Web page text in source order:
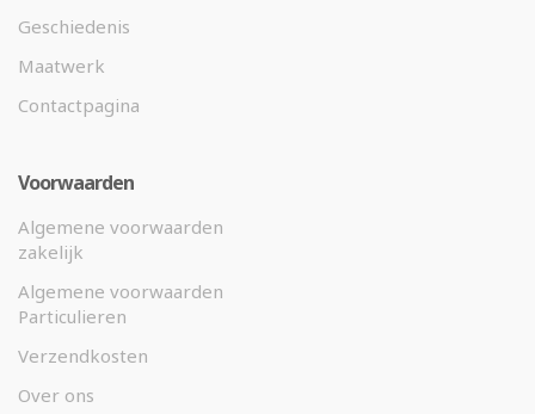
Geschiedenis
Maatwerk
Contactpagina
Voorwaarden
Algemene voorwaarden
zakelijk
Algemene voorwaarden
Particulieren
Verzendkosten
Over ons